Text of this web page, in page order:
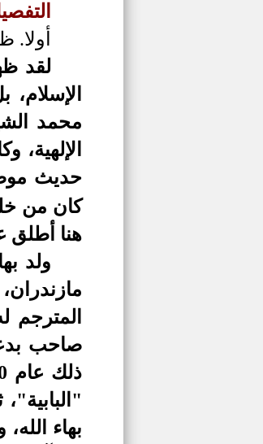
أولا.
لقد
محمد
حديث
كان من
هنا أطلق
ولد
صاحب
بهاء